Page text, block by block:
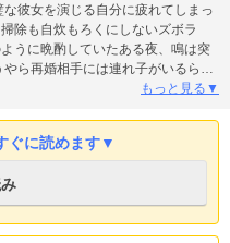
彼女を演じる自分に疲れてしまっ
除も自炊もろくにしないズボラ
うに晩酌していたある夜、鳴は突
ら再婚相手には連れ子がいるらし
のお兄ちゃんになるのって、元カ
！！
もっと見る▼
ぐに読めます▼